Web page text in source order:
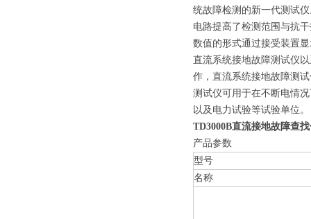
统故障检测的新一代测试
电路提高了检测范围与抗
数值的形式通过接受装置
直流系统接地故障测试仪
作，直流系统接地故障测
测试仪可用于在不断电情
以及电力试验等试验单位。
TD3000B直流接地故障查
产品参数
型号
名称